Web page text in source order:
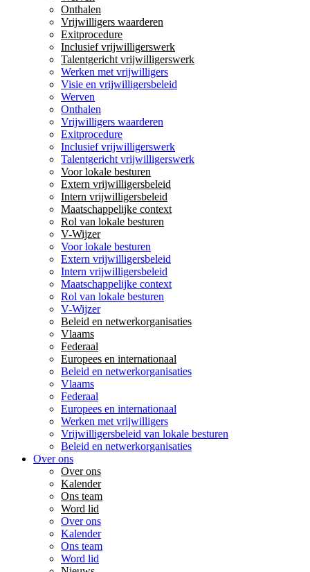
Onthalen
Vrijwilligers waarderen
Exitprocedure
Inclusief vrijwilligerswerk
Talentgericht vrijwilligerswerk
Werken met vrijwilligers
Visie en vrijwilligersbeleid
Werven
Onthalen
Vrijwilligers waarderen
Exitprocedure
Inclusief vrijwilligerswerk
Talentgericht vrijwilligerswerk
Voor lokale besturen
Extern vrijwilligersbeleid
Intern vrijwilligersbeleid
Maatschappelijke context
Rol van lokale besturen
V-Wijzer
Voor lokale besturen
Extern vrijwilligersbeleid
Intern vrijwilligersbeleid
Maatschappelijke context
Rol van lokale besturen
V-Wijzer
Beleid en netwerkorganisaties
Vlaams
Federaal
Europees en internationaal
Beleid en netwerkorganisaties
Vlaams
Federaal
Europees en internationaal
Werken met vrijwilligers
Vrijwilligersbeleid van lokale besturen
Beleid en netwerkorganisaties
Over ons
Over ons
Kalender
Ons team
Word lid
Over ons
Kalender
Ons team
Word lid